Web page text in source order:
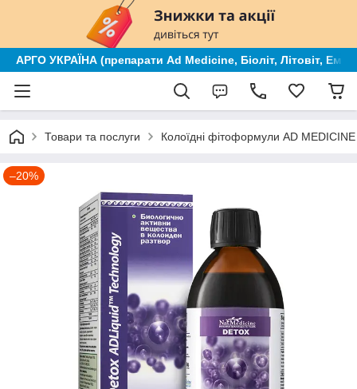
АРГО УКРАЇНА (препарати Ad Medicine, Біоліт, Літовіт, Ем
Товари та послуги Колоїдні фітоформули AD
–20%